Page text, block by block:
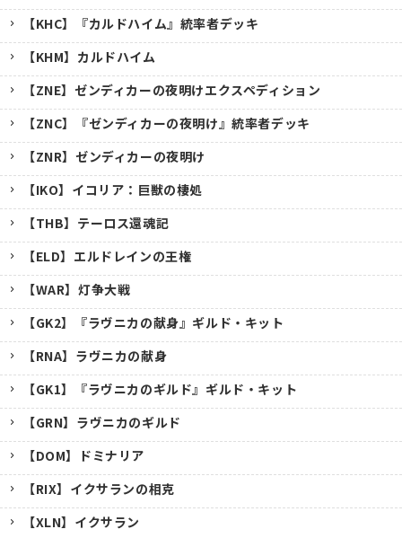
【KHC】『カルドハイム』統率者デッキ
【KHM】カルドハイム
【ZNE】ゼンディカーの夜明けエクスペディション
【ZNC】『ゼンディカーの夜明け』統率者デッキ
【ZNR】ゼンディカーの夜明け
【IKO】イコリア：巨獣の棲処
【THB】テーロス還魂記
【ELD】エルドレインの王権
【WAR】灯争大戦
【GK2】『ラヴニカの献身』ギルド・キット
【RNA】ラヴニカの献身
【GK1】『ラヴニカのギルド』ギルド・キット
【GRN】ラヴニカのギルド
【DOM】ドミナリア
【RIX】イクサランの相克
【XLN】イクサラン